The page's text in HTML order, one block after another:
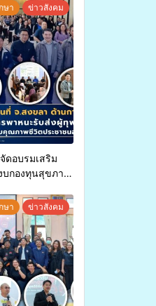
ษา ข่าวสังคม
อบรมเสริม
บกองทุนสุขภาพ
รณสุข ลดความ
ะชาชนอย่าง
ษา ข่าวสังคม